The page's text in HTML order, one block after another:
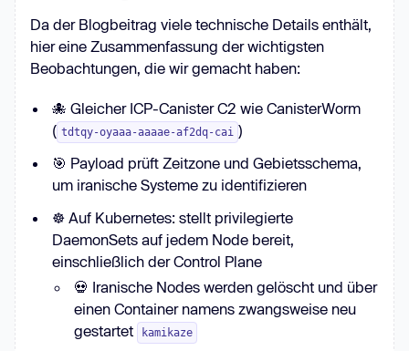
Da der Blogbeitrag viele technische Details enthält,
hier eine Zusammenfassung der wichtigsten
Beobachtungen, die wir gemacht haben:
🐙 Gleicher ICP-Canister C2 wie CanisterWorm
( tdtqy-oyaaa-aaaae-af2dq-cai )
🎯 Payload prüft Zeitzone und Gebietsschema,
um iranische Systeme zu identifizieren
☸️ Auf Kubernetes: stellt privilegierte
DaemonSets auf jedem Node bereit,
einschließlich der Control Plane
💀 Iranische Nodes werden gelöscht und über
einen Container namens zwangsweise neu
gestartet
kamikaze